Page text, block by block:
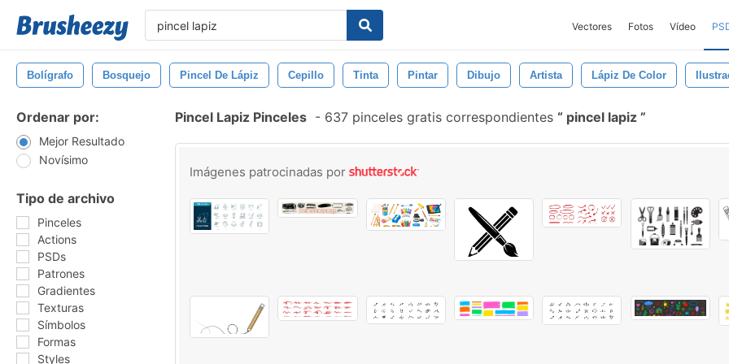
Vectores Fotos Vídeo
Bolígrafo Bosquejo Pincel De Lápiz Cepillo Tinta Pintar Dibujo Artista Lápiz De Color
Ordenar por:
Mejor Resultado
Novísimo
Tipo de archivo
Pinceles
Actions
PSDs
Patrones
Gradientes
Texturas
Símbolos
Formas
Styles
Pincel Lapiz Pinceles - 637 pinceles gratis correspondientes pincel lapiz
Imágenes patrocinadas por